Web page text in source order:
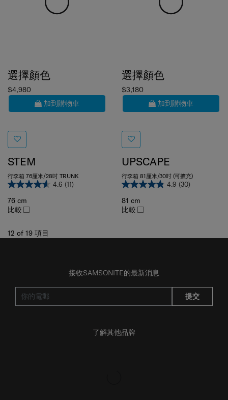
$4,980
加到購物車
STEM
行李箱 76厘米/28吋 TRUNK
4.6 (11)
76 cm
比較
$3,180
加到購物車
UPSCAPE
行李箱 81厘米/30吋 (可擴充)
4.9 (30)
81 cm
比較
提交